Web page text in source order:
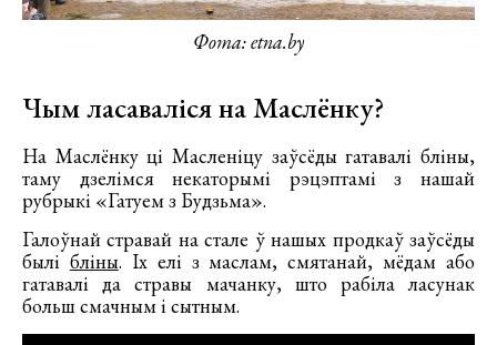
Фота: etna.by
Чым ласаваліся на Маслёнку?
На Маслёнку ці Масленіцу заўсёды гатавалі бліны,
таму дзелімся некаторымі рэцэптамі з нашай
рубрыкі «Гатуем з Будзьма».
Галоўнай стравай на стале ў нашых продкаў заўсёды
былі бліны. Іх елі з маслам, смятанай, мёдам або
гатавалі да стравы мачанку, што рабіла ласунак
больш смачным і сытным.